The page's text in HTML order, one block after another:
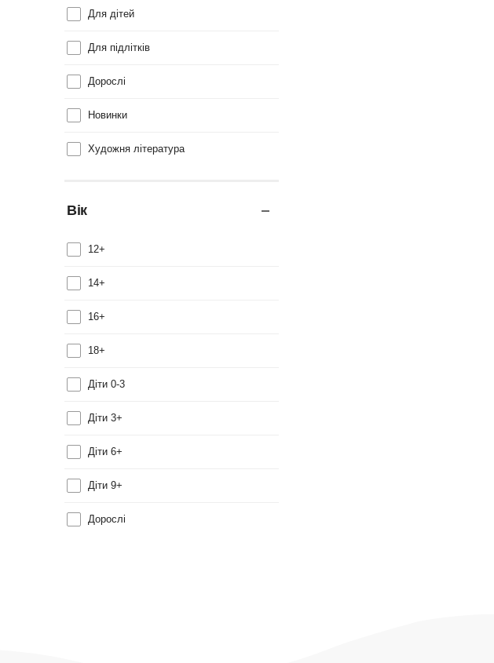
Для дітей
Для підлітків
Дорослі
Новинки
Художня література
Вік
12+
14+
16+
18+
Діти 0-3
Діти 3+
Діти 6+
Діти 9+
Дорослі